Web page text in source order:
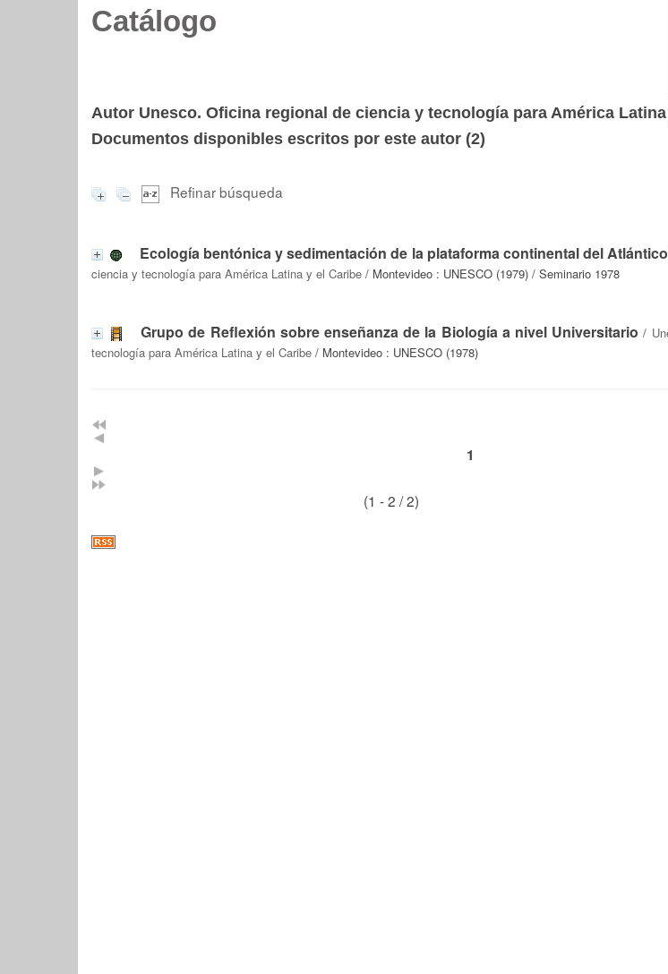
Catálogo
Autor Unesco. Oficina regional de ciencia y tecnología para América
Documentos disponibles escritos por este autor (2)
Refinar búsqueda
Ecología bentónica y sedimentación de la plataforma continental del
ciencia y tecnología para América Latina y el Caribe / Montevideo : UNESCO (1979) / Seminario 1978
Grupo de Reflexión sobre enseñanza de la Biología a nivel Universitario /
tecnología para América Latina y el Caribe / Montevideo : UNESCO (1978)
1
(1 - 2 / 2)